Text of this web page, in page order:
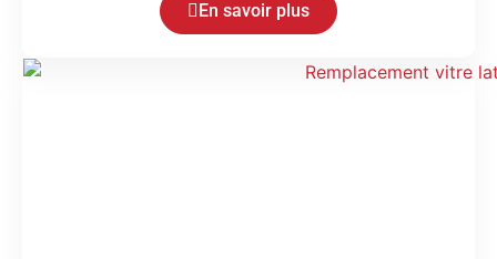
En savoir plus